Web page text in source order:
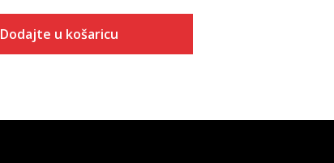
Dodajte u košaricu